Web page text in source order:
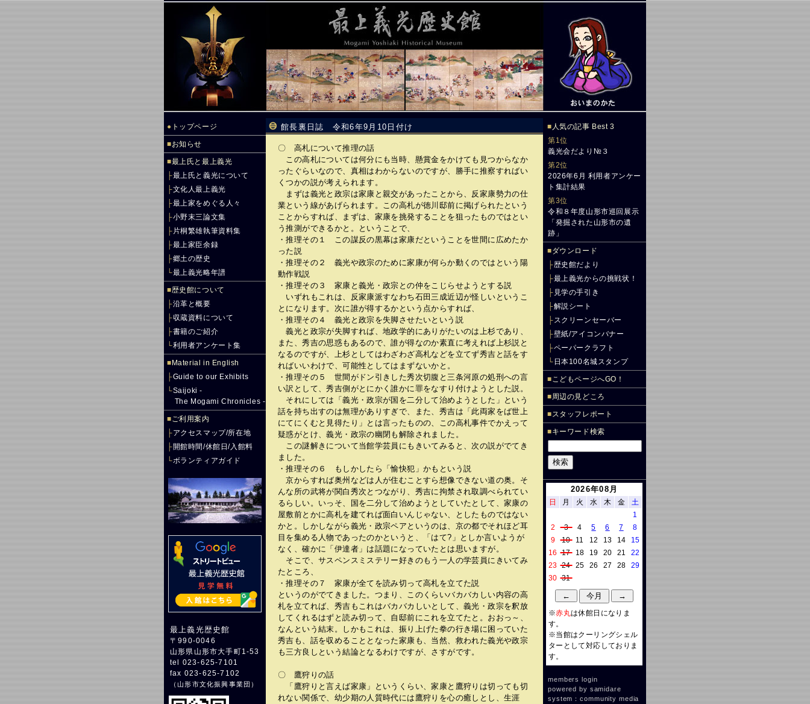
● トップページ
■お知らせ
■最上氏と最上義光
├最上氏と義光について
├文化人最上義光
├最上家をめぐる人々
├小野末三論文集
├ 片桐繁雄執筆資料集
├最上家臣余録
├郷土の歴史
└最上義光略年譜
■歴史館について
├沿革と概要
├収蔵資料について
├書籍のご紹介
└利用者アンケート集
■ Material in English
├Guide to our Exhibits
└Saijoki -
The Mogami Chronicles -
■ご利用案内
├アクセスマップ/所在地
├開館時間/休館日/入館料
└ボランティアガイド
最上義光歴史館
〒990-0046
山形県山形市大手町1-53
tel 023-625-7101
fax 023-625-7102
（山形市文化振興事業団 ）
館長裏日誌 令和6年9月10日付け
〇 高札について推理の話
この高札については何分にも当時、懸賞金をかけても見つからなか
ったぐらいなので、真相はわからないのですが、勝手に推察すればい
くつかの説が考えられます。
まずは義光と政宗は家康と親交があったことから、反家康勢力の仕
業という線があげられます。この高札が徳川邸前に掲げられたという
ことからすれば、まずは、家康を挑発することを狙ったものではとい
う推測ができるかと。ということで、
・推理その１ この謀反の黒幕は家康だということを世間に広めたか
った説
・推理その２ 義光や政宗のために家康が何らか動くのではという陽
動作戦説
・推理その３ 家康と義光・政宗との仲をこじらせようとする説
いずれもこれは、反家康派すなわち石田三成近辺が怪しいというこ
とになります。次に誰が得するかという点からすれば、
・推理その４ 義光と政宗を失脚させたいという説
義光と政宗が失脚すれば、地政学的にありがたいのは上杉であり、
また、秀吉の思惑もあるので、誰が得なのか素直に考えれば上杉説と
なるのですが、上杉としてはわざわざ高札などを立てず秀吉と話をす
ればいいわけで、可能性としてはまずないかと。
・推理その５ 世間がドン引きした秀次切腹と三条河原の処刑への言
い訳として、秀吉側がとにかく誰かに罪をなすり付けようとした説。
それにしては「義光・政宗が国を二分して治めようとした」という
話を持ち出すのは無理がありすぎで、また、秀吉は「此両家をば世上
にてにくむと見得たり」とは言ったものの、この高札事件でかえって
疑惑がとけ、義光・政宗の幽閉も解除されました。
この謎解きについて当館学芸員にもきいてみると、次の説がでてき
ました。
・推理その６ もしかしたら「愉快犯」かもという説
京からすれば奥州などは人が住むことすら想像できない道の奥。そ
んな所の武将が関白秀次とつながり、秀吉に拘禁され取調べられてい
るらしい。いっそ、国を二分して治めようとしていたとして、家康の
屋敷前とかに高札を建てれば面白いんじゃない、としたものではない
かと。しかしながら義光・政宗ペアというのは、京の都でそれほど耳
目を集める人物であったのかというと、「はて?」としか言いようが
なく、確かに「伊達者」は話題になっていたとは思いますが。
そこで、サスペンスミステリー好きのもう一人の学芸員にきいてみ
たところ、
・推理その７ 家康が全てを読み切って高札を立てた説
というのがでてきました。つまり、このくらいバカバカしい内容の高
札を立てれば、秀吉もこれはバカバカしいとして、義光・政宗を釈放
してくれるはずと読み切って、自邸前にこれを立てたと。おおっ～、
なんという結末。しかもこれは、振り上げた拳の行き場に困っていた
秀吉も、話を収めることとなった家康も、当然、救われた義光や政宗
も三方良しという結論となるわけですが、さすがです。
〇 鷹狩りの話
「鷹狩りと言えば家康」というくらい、家康と鷹狩りは切っても切
れない関係で、幼少期の人質時代には鷹狩りを心の癒しとし、生涯
■ 人気の記事 Best 3
第1位
義光会だより№３
第2位
2026年6月 利用者アンケー
ト集計結果
第3位
令和８年度山形市巡回展示
「発掘された山形市の遺
跡」
■ダウンロード
├歴史館だより
├最上義光からの挑戦状！
├ 見学の手引き
├解説シート
├スクリーンセーバー
├壁紙/アイコンバナー
├ペーパークラフト
└ 日本100名城スタンプ
■こどもページへGO！
■周辺の見どころ
■スタッフレポート
■キーワード検索
2026年08月
日 月 火 水 木 金
土
1
2
3 4 5 6 7
8
9
10 11 12 13 14
15
16
17 18 19 20 21
22
23 24 25 26 27 28
29
30 31
※赤丸は休館日になりま
す。
※当館はクーリングシェル
ターとして対応しておりま
す。
members login
powered by samidare
system：community media